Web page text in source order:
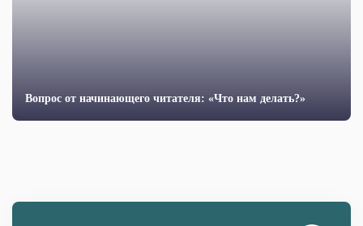
Вопрос от начинающего читателя: «Что нам делать?»